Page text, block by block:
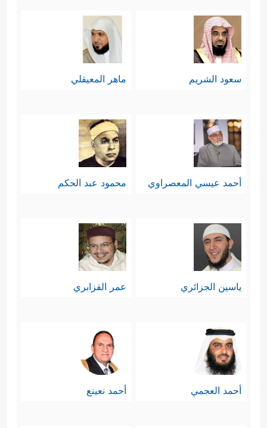
سعود الشريم ماهر المعيقلي
أحمد عيسي المعصراوي محمود عبد الحكم
ياسين الجزائري عمر القزابري
أحمد العجمي أحمد نعينع